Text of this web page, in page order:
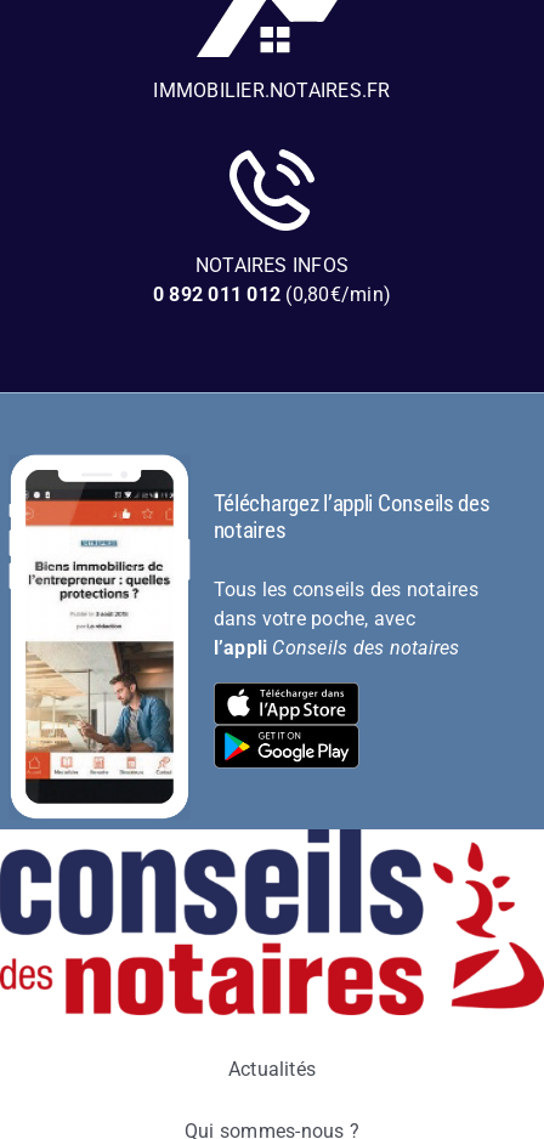
IMMOBILIER.NOTAIRES.FR
NOTAIRES INFOS
0 892 011 012 (0,80€/min)
Téléchargez l’appli Conseils des
notaires
Tous les conseils des notaires
dans votre poche, avec
l’appli Conseils des notaires
Actualités
Qui sommes-nous ?